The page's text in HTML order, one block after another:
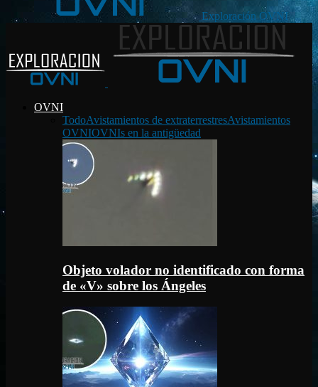
Exploración OVNI
OVNI
TodoAvistamientos de extraterrestresAvistamientos
OVNIOVNIs en la antigüedad
Objeto volador no identificado con forma
de «V» sobre los Ángeles